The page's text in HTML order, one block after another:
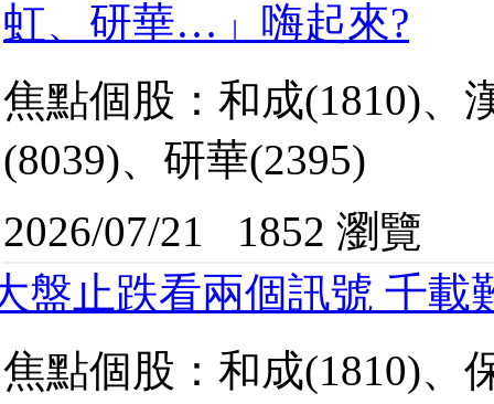
虹、研華…」嗨起來?
焦點個股：和成(1810)、
(8039)、研華(2395)
2026/07/21
1852 瀏覽
盤止跌看兩個訊號 千載
焦點個股：和成(1810)、